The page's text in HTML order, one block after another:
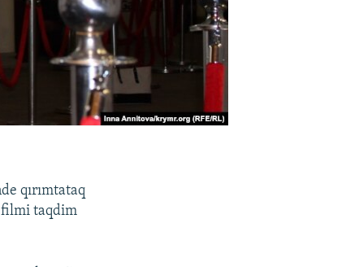
qırımtataq
filmi taqdim